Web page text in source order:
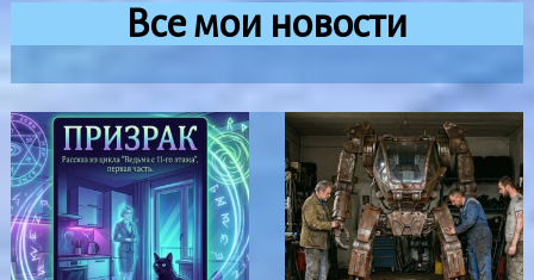
Все мои новости